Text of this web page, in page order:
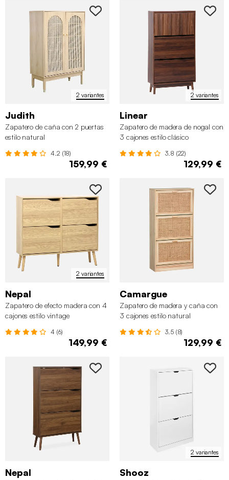
2 variantes
Judith
Zapatero de caña con 2 puertas
estilo natural
4.2 (18)
159,99 €
2 variantes
Linear
Zapatero de madera de nogal con
3 cajones estilo clásico
3.8 (22)
129,99 €
2 variantes
Nepal
Zapatero de efecto madera con 4
cajones estilo vintage
4 (6)
149,99 €
Camargue
Zapatero de madera y caña con
3 cajones estilo natural
3.5 (8)
129,99 €
Nepal
2 variantes
Shooz